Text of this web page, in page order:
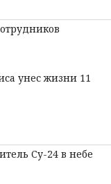
унес жизни 11
Су-24 в небе